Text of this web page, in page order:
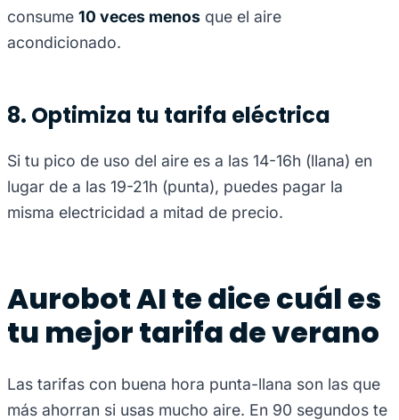
consume 10 veces menos que el aire
acondicionado.
8. Optimiza tu tarifa eléctrica
Si tu pico de uso del aire es a las 14-16h (llana) en
lugar de a las 19-21h (punta), puedes pagar la
misma electricidad a mitad de precio.
Aurobot AI te dice cuál es
tu mejor tarifa de verano
Las tarifas con buena hora punta-llana son las que
más ahorran si usas mucho aire. En 90 segundos te